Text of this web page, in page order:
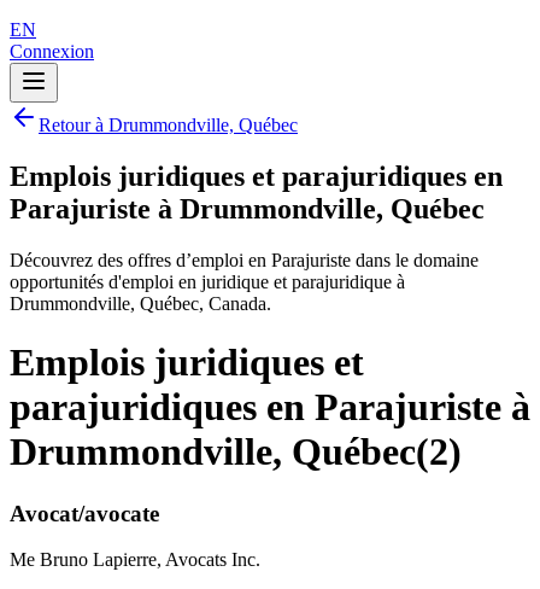
EN
Connexion
Retour à Drummondville, Québec
Emplois juridiques et parajuridiques en
Parajuriste à Drummondville, Québec
Découvrez des offres d’emploi en Parajuriste dans le domaine
opportunités d'emploi en juridique et parajuridique à
Drummondville, Québec, Canada.
Emplois juridiques et
parajuridiques en Parajuriste à
Drummondville, Québec(2)
Avocat/avocate
Me Bruno Lapierre, Avocats Inc.